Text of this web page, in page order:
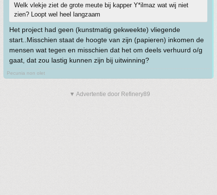
Welk vlekje ziet de grote meute bij kapper Y*ilmaz wat wij niet
zien? Loopt wel heel langzaam
Het project had geen (kunstmatig gekweekte) vliegende
start..Misschien staat de hoogte van zijn (papieren) inkomen de
mensen wat tegen en misschien dat het om deels verhuurd o/g
gaat, dat zou lastig kunnen zijn bij uitwinning?
Pecunia non olet
▼ Advertentie door Refinery89